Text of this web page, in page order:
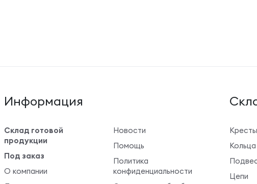
Информация
Склад готовой
продукции
Под заказ
О компании
Новости
Помощь
Политика
конфиденциальности
Кресты
Кольца
Цепи